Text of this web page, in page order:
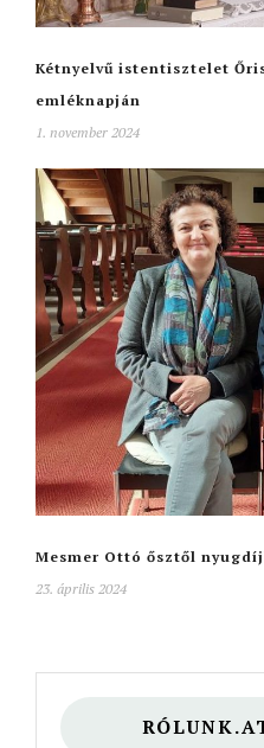
Kétnyelvű istentisztelet
emléknapján
1. november 2024
Mesmer Ottó ősztől
23. április 2024